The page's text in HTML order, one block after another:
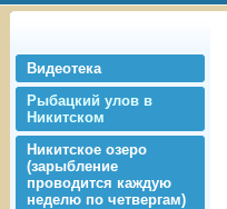
Видеотека
Рыбацкий улов в
Никитском
Никитское озеро
(зарыбление
проводится каждую
неделю по четвергам)